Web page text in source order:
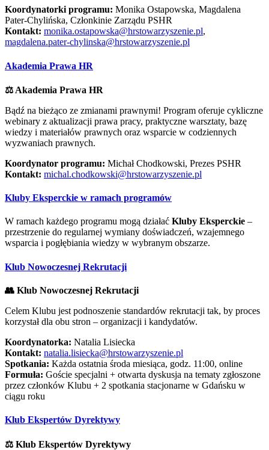
Koordynatorki programu: Monika Ostapowska, Magdalena
Pater-Chylińska, Członkinie Zarządu PSHR
Kontakt: monika.ostapowska@hrstowarzyszenie.pl,
magdalena.pater-chylinska@hrstowarzyszenie.pl
Akademia Prawa HR
⚖️ Akademia Prawa HR
Bądź na bieżąco ze zmianami prawnymi! Program oferuje cykliczne
webinary z aktualizacji prawa pracy, praktyczne warsztaty, bazę
wiedzy i materiałów prawnych oraz wsparcie w codziennych
wyzwaniach prawnych.
Koordynator programu: Michał Chodkowski, Prezes PSHR
Kontakt: michal.chodkowski@hrstowarzyszenie.pl
Kluby Eksperckie w ramach programów
W ramach każdego programu mogą działać Kluby Eksperckie –
przestrzenie do regularnej wymiany doświadczeń, wzajemnego
wsparcia i pogłębiania wiedzy w wybranym obszarze.
Klub Nowoczesnej Rekrutacji
👥 Klub Nowoczesnej Rekrutacji
Celem Klubu jest podnoszenie standardów rekrutacji tak, by proces
korzystał dla obu stron – organizacji i kandydatów.
Koordynatorka: Natalia Lisiecka
Kontakt: natalia.lisiecka@hrstowarzyszenie.pl
Spotkania: Każda ostatnia środa miesiąca, godz. 11:00, online
Formuła: Goście specjalni + otwarta dyskusja na tematy zgłoszone
przez członków Klubu + 2 spotkania stacjonarne w Gdańsku w
ciągu roku
Klub Ekspertów Dyrektywy
⚖️ Klub Ekspertów Dyrektywy